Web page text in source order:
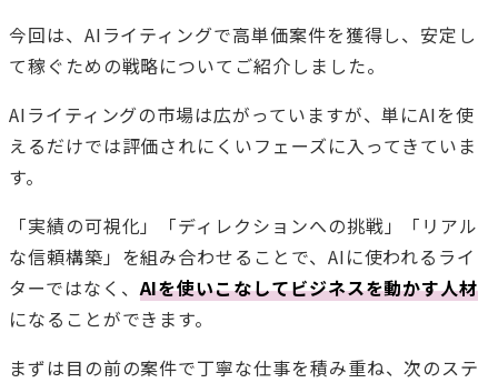
今回は、AIライティングで高単価案件を獲得し、安定し
て稼ぐための戦略についてご紹介しました。
AIライティングの市場は広がっていますが、単にAIを使
えるだけでは評価されにくいフェーズに入ってきていま
す。
「実績の可視化」「ディレクションへの挑戦」「リアル
な信頼構築」を組み合わせることで、AIに使われるライ
ターではなく、AIを使いこなしてビジネスを動かす人材
になることができます。
まずは目の前の案件で丁寧な仕事を積み重ね、次のステ